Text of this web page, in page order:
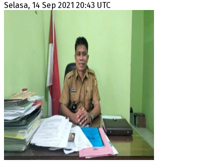
Selasa, 14 Sep 2021 20:43 UTC